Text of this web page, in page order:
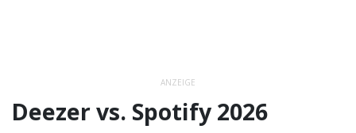
ANZEIGE
Deezer vs. Spotify 2026